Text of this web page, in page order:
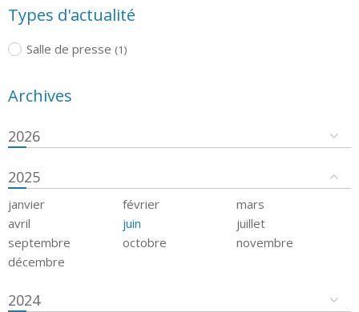
Types d'actualité
Salle de presse (1)
Archives
2026
2025
janvier février
mars
avril
juin
juillet
septembre
octobre
novembre
décembre
2024